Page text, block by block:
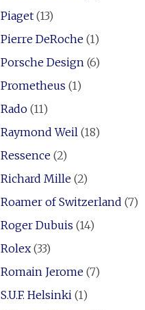
Piaget(13)
Pierre DeRoche(1)
Porsche Design (6)
Prometheus (1)
Rado(11)
Raymond Weil (18)
Ressence(2)
Richard Mille(2)
Roamer of Switzerland (7)
Roger Dubuis (14)
Rolex(33)
Romain Jerome(7)
S.U.F. Helsinki (1)